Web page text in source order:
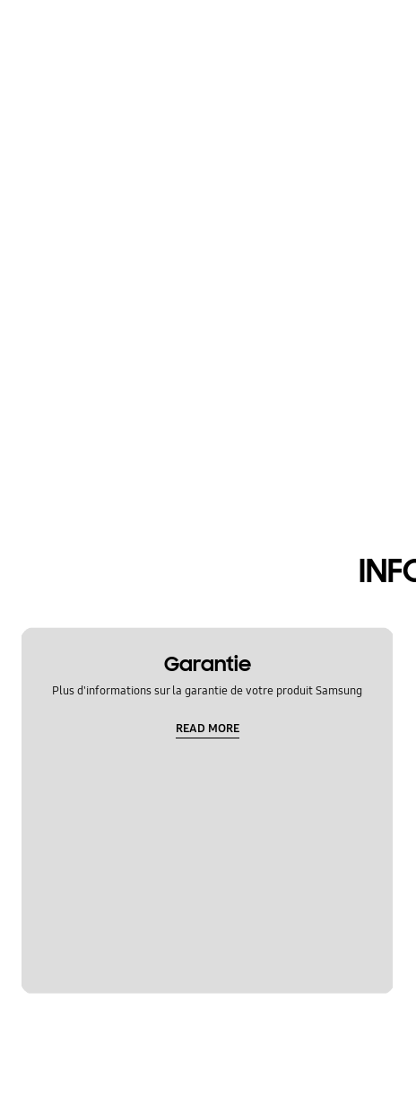
Garantie
Plus d'informations sur la garantie de votre produit Samsung
READ MORE